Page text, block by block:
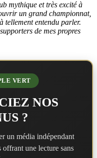
mythique et très excité à
un grand championnat,
tellement entendu parler.
de mes propres
VERT
NOS
?
un média indépendant
une lecture sans